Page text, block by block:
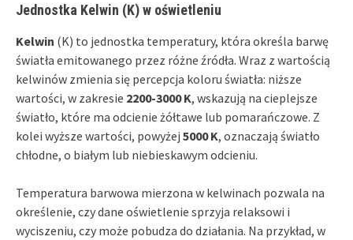
Jednostka Kelwin (K) w oświetleniu
Kelwin (K) to jednostka temperatury, która określa barwę
światła emitowanego przez różne źródła. Wraz z wartością
kelwinów zmienia się percepcja koloru światła: niższe
wartości, w zakresie 2200-3000 K, wskazują na cieplejsze
światło, które ma odcienie żółtawe lub pomarańczowe. Z
kolei wyższe wartości, powyżej 5000 K, oznaczają światło
chłodne, o białym lub niebieskawym odcieniu.
Temperatura barwowa mierzona w kelwinach pozwala na
określenie, czy dane oświetlenie sprzyja relaksowi i
wyciszeniu, czy może pobudza do działania. Na przykład, w